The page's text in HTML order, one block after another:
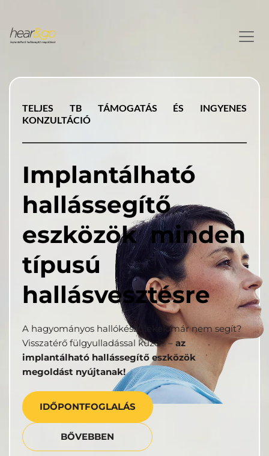
TELJES TB TÁMOGATÁS ÉS INGYENES
KONZULTÁCIÓ
Implantálható
hallássegítő
eszközök minden
típusú
hallásvesztésre
A hagyományos hallókészülékek már nem segít?
Visszatérő fülgyulladással küzd? – az
implantálható hallássegítő eszközök
megoldást nyújtanak!
IDŐPONTFOGLALÁS
BŐVEBBEN